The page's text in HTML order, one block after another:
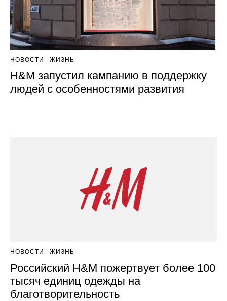
НОВОСТИ ЖИЗНЬ
H&M запустил кампанию в поддержку
людей с особенностями развития
НОВОСТИ ЖИЗНЬ
Российский H&M пожертвует более 100
тысяч единиц одежды на
благотворительность